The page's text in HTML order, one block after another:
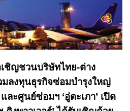
ชิญชวนบริษัทไทย-ต่าง
มลงทุนธุรกิจซ่อมบำรุงใหญ่
ละศูนย์ซ่อมฯ ‘อู่ตะเภา’ เปิด